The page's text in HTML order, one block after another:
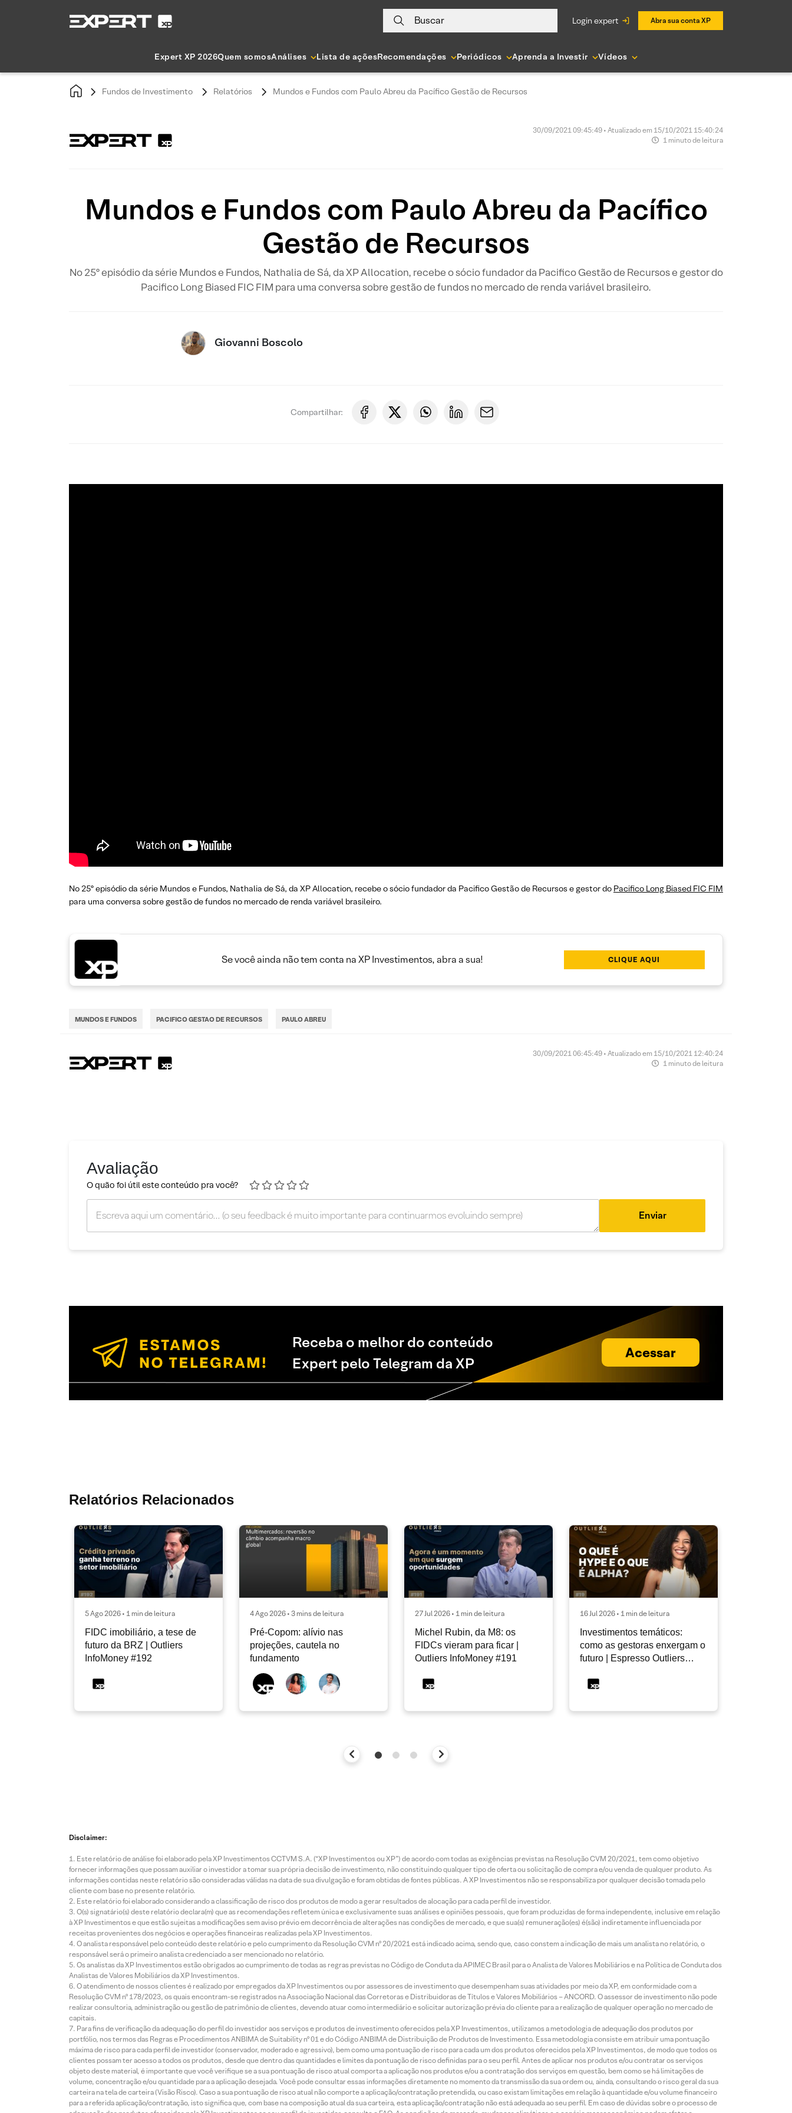
Buscar login expert Abra sua conta XP
Expert XP 2026Quem somosAnálises Lista de açõesRecomendações Periódicos Aprenda a Investir Vídeos
Fundos de Investimento Relatórios Mundos e Fundos com Paulo Abreu da Pacífico Gestão de Recursos
30/09/2021 09:45:49 • Atualizado em 15/10/2021 15:40:24
1 minuto de leitura
Mundos e Fundos com Paulo Abreu da Pacífico
Gestão de Recursos
No 25º episódio da série Mundos e Fundos, Nathalia de Sá, da XP Allocation, recebe o sócio fundador da Pacifico Gestão de Recursos e gestor do
Pacifico Long Biased FIC FIM para uma conversa sobre gestão de fundos no mercado de renda variável brasileiro.
Giovanni Boscolo
Compartilhar:
No 25º episódio da série Mundos e Fundos, Nathalia de Sá, da XP Allocation, recebe o sócio fundador da Pacifico Gestão de Recursos e gestor do Pacifico Long Biased FIC FIM
para uma conversa sobre gestão de fundos no mercado de renda variável brasileiro.
Se você ainda não tem conta na XP Investimentos, abra a sua! CLIQUE AQUI
MUNDOS E FUNDOS PACIFICO GESTAO DE RECURSOS PAULO ABREU
30/09/2021 06:45:49 • Atualizado em 15/10/2021 12:40:24
1 minuto de leitura
Avaliação
O quão foi útil este conteúdo pra você?
Enviar
Receba o melhor do conteúdo
Expert pelo Telegram da XP
Acessar
Relatórios Relacionados
5 Ago 2026 • 1 min de leitura
FIDC imobiliário, a tese de
futuro da BRZ | Outliers
InfoMoney #192
4 Ago 2026 • 3 mins de leitura
Pré-Copom: alívio nas
projeções, cautela no
fundamento
27 Jul 2026 • 1 min de leitura
Michel Rubin, da M8: os
FIDCs vieram para ficar |
Outliers InfoMoney #191
16 Jul 2026 • 1 min de leitura
Investimentos temáticos:
como as gestoras enxergam o
futuro | Espresso Outliers
Disclaimer:
Este relatório de análise foi elaborado pela XP Investimentos CCTVM S.A. (“XP Investimentos ou XP”) de acordo com todas as exigências previstas na Resolução CVM 20/2021, tem como objetivo
fornecer informações que possam auxiliar o investidor a tomar sua própria decisão de investimento, não constituindo qualquer tipo de oferta ou solicitação de compra e/ou venda de qualquer produto. As
informações contidas neste relatório são consideradas válidas na data de sua divulgação e foram obtidas de fontes públicas. A XP Investimentos não se responsabiliza por qualquer decisão tomada pelo
cliente com base no presente relatório.
Este relatório foi elaborado considerando a classificação de risco dos produtos de modo a gerar resultados de alocação para cada perfil de investidor.
O(s) signatário(s) deste relatório declara(m) que as recomendações refletem única e exclusivamente suas análises e opiniões pessoais, que foram produzidas de forma independente, inclusive em relação
à XP Investimentos e que estão sujeitas a modificações sem aviso prévio em decorrência de alterações nas condições de mercado, e que sua(s) remuneração(es) é(são) indiretamente influenciada por
receitas provenientes dos negócios e operações financeiras realizadas pela XP Investimentos.
O analista responsável pelo conteúdo deste relatório e pelo cumprimento da Resolução CVM nº 20/2021 está indicado acima, sendo que, caso constem a indicação de mais um analista no relatório, o
responsável será o primeiro analista credenciado a ser mencionado no relatório.
Os analistas da XP Investimentos estão obrigados ao cumprimento de todas as regras previstas no Código de Conduta da APIMEC Brasil para o Analista de Valores Mobiliários e na Política de Conduta dos
Analistas de Valores Mobiliários da XP Investimentos.
O atendimento de nossos clientes é realizado por empregados da XP Investimentos ou por assessores de investimento que desempenham suas atividades por meio da XP, em conformidade com a
Resolução CVM nº 178/2023, os quais encontram-se registrados na Associação Nacional das Corretoras e Distribuidoras de Títulos e Valores Mobiliários – ANCORD. O assessor de investimento não pode
realizar consultoria, administração ou gestão de patrimônio de clientes, devendo atuar como intermediário e solicitar autorização prévia do cliente para a realização de qualquer operação no mercado de
capitais.
Para fins de verificação da adequação do perfil do investidor aos serviços e produtos de investimento oferecidos pela XP Investimentos, utilizamos a metodologia de adequação dos produtos por
portfólio, nos termos das Regras e Procedimentos ANBIMA de Suitability nº 01 e do Código ANBIMA de Distribuição de Produtos de Investimento. Essa metodologia consiste em atribuir uma pontuação
máxima de risco para cada perfil de investidor (conservador, moderado e agressivo), bem como uma pontuação de risco para cada um dos produtos oferecidos pela XP Investimentos, de modo que todos os
clientes possam ter acesso a todos os produtos, desde que dentro das quantidades e limites da pontuação de risco definidas para o seu perfil. Antes de aplicar nos produtos e/ou contratar os serviços
objeto deste material, é importante que você verifique se a sua pontuação de risco atual comporta a aplicação nos produtos e/ou a contratação dos serviços em questão, bem como se há limitações de
volume, concentração e/ou quantidade para a aplicação desejada. Você pode consultar essas informações diretamente no momento da transmissão da sua ordem ou, ainda, consultando o risco geral da sua
carteira na tela de carteira (Visão Risco). Caso a sua pontuação de risco atual não comporte a aplicação/contratação pretendida, ou caso existam limitações em relação à quantidade e/ou volume financeiro
para a referida aplicação/contratação, isto significa que, com base na composição atual da sua carteira, esta aplicação/contratação não está adequada ao seu perfil. Em caso de dúvidas sobre o processo de